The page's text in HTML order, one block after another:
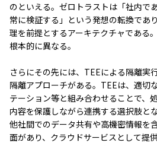
のといえる。ゼロトラストは「社内で
常に検証する」という発想の転換であ
理を前提とするアーキテクチャである
根本的に異なる。
さらにその先には、TEEによる隔離実
隔離アプローチがある。TEEは、適切
テーション等と組み合わせることで、
内容を保護しながら連携する選択肢と
他社間でのデータ共有や高機密情報を
面があり、クラウドサービスとして提